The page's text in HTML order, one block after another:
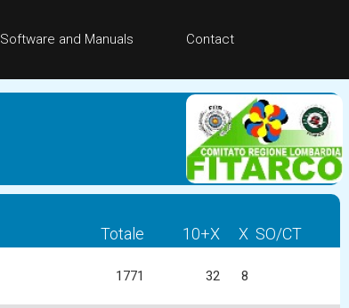
Software and Manuals Contact
Totale 10+X X SO/CT
1771 32 8